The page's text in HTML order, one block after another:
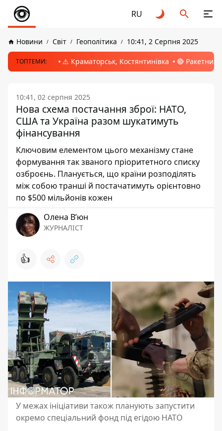
RU
Новини Світ Геополітика 10:41, 2 Серпня 2025
ТОПТЕМИ: ⚠️ Краматорськ, Костянтинівка 🔴 Ракетний
10:41, 02 серпня 2025
Нова схема постачання зброї: НАТО,
США та Україна разом шукатимуть
фінансування
Ключовим елементом цього механізму стане
формування так званого пріоритетного списку
озброєнь. Планується, що країни розподілять
між собою транші й постачатимуть орієнтовно
по $500 мільйонів кожен
Олена Вʼюн
ЖУРНАЛІСТ
👍
У межах ініціативи також планують запустити
окремо спеціальний фонд під егідою НАТО